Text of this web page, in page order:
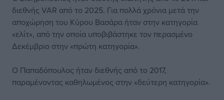
διεθνής VAR από το 2025. Για πολλά χρόνια μετά την
αποχώρηση του Κύρου Βασάρα ήταν στην κατηγορία
«ελίτ», από την οποία υποβιβάστηκε τον περασμένο
Δεκέμβριο στην «πρώτη κατηγορία».
Ο Παπαδόπουλος ήταν διεθνής από το 2017,
παραμένοντας καθηλωμένος στην «δεύτερη κατηγορία».